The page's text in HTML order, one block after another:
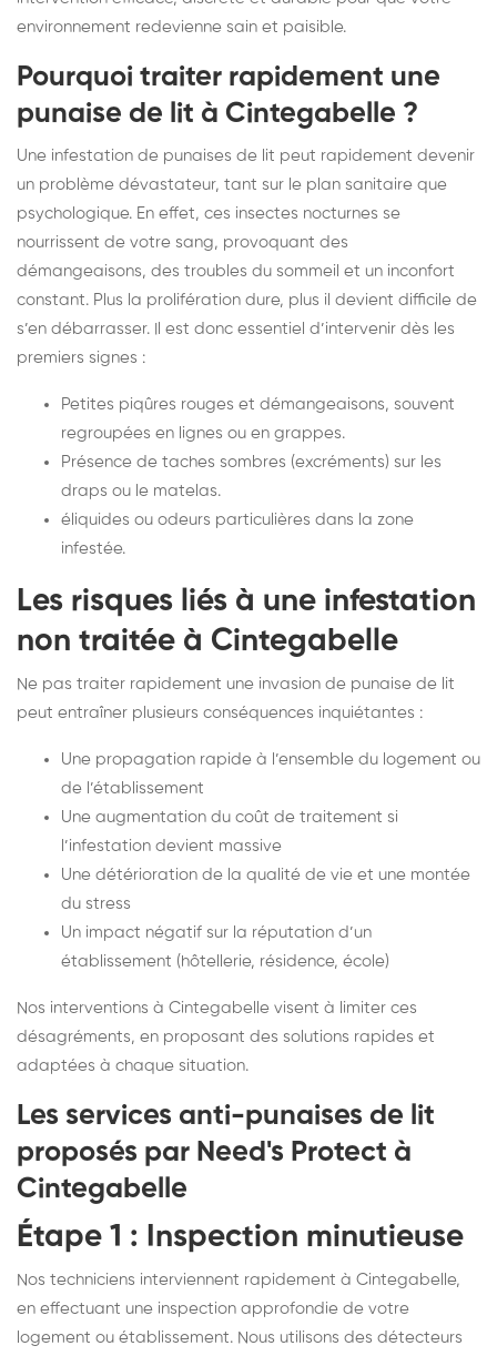
environnement redevienne sain et paisible.
Pourquoi traiter rapidement une
punaise de lit à Cintegabelle ?
Une infestation de punaises de lit peut rapidement devenir
un problème dévastateur, tant sur le plan sanitaire que
psychologique. En effet, ces insectes nocturnes se
nourrissent de votre sang, provoquant des
démangeaisons, des troubles du sommeil et un inconfort
constant. Plus la prolifération dure, plus il devient difficile de
s’en débarrasser. Il est donc essentiel d’intervenir dès les
premiers signes :
Petites piqûres rouges et démangeaisons, souvent
regroupées en lignes ou en grappes.
Présence de taches sombres (excréments) sur les
draps ou le matelas.
éliquides ou odeurs particulières dans la zone
infestée.
Les risques liés à une infestation
non traitée à Cintegabelle
Ne pas traiter rapidement une invasion de punaise de lit
peut entraîner plusieurs conséquences inquiétantes :
Une propagation rapide à l’ensemble du logement ou
de l’établissement
Une augmentation du coût de traitement si
l’infestation devient massive
Une détérioration de la qualité de vie et une montée
du stress
Un impact négatif sur la réputation d’un
établissement (hôtellerie, résidence, école)
Nos interventions à Cintegabelle visent à limiter ces
désagréments, en proposant des solutions rapides et
adaptées à chaque situation.
Les services anti-punaises de lit
proposés par Need's Protect à
Cintegabelle
Étape 1 : Inspection minutieuse
Nos techniciens interviennent rapidement à Cintegabelle,
en effectuant une inspection approfondie de votre
logement ou établissement. Nous utilisons des détecteurs